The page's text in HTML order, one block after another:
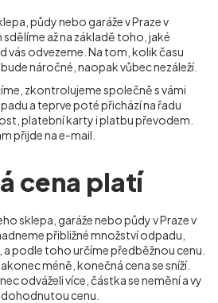
půdy nebo garáže v Praze v
sdělíme až na základě toho, jaké
vás odvezeme. Na tom, kolik času
náročné, naopak vůbec nezáleží.
zkontrolujeme společně s vámi
a teprve poté přichází na řadu
platební karty i platbu převodem.
přijde na e-mail.
cena platí
sklepa, garáže nebo půdy v Praze v
přibližné množství odpadu,
podle toho určíme předběžnou cenu.
méně, konečná cena se sníží.
odváželi více, částka se nemění a vy
cenu.